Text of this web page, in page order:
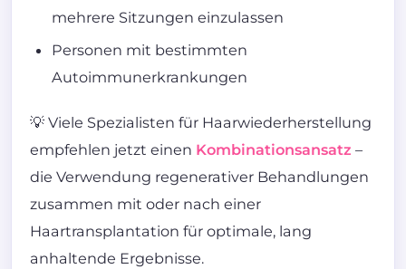
mehrere Sitzungen einzulassen
Personen mit bestimmten
Autoimmunerkrankungen
💡 Viele Spezialisten für Haarwiederherstellung
empfehlen jetzt einen Kombinationsansatz –
die Verwendung regenerativer Behandlungen
zusammen mit oder nach einer
Haartransplantation für optimale, lang
anhaltende Ergebnisse.